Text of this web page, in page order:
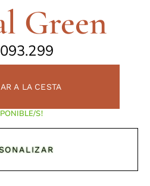
Green
A LA CESTA
S!